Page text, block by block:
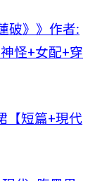
破》》作者:
怪+女配+穿
【短篇+現代